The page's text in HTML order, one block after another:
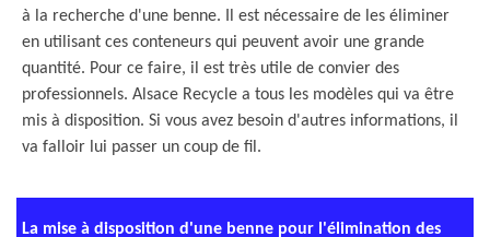
à la recherche d'une benne. Il est nécessaire de les éliminer
en utilisant ces conteneurs qui peuvent avoir une grande
quantité. Pour ce faire, il est très utile de convier des
professionnels. Alsace Recycle a tous les modèles qui va être
mis à disposition. Si vous avez besoin d'autres informations, il
va falloir lui passer un coup de fil.
La mise à disposition d'une benne pour l'élimination des